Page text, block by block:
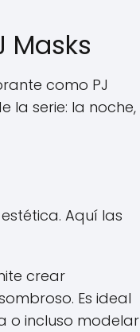
Masks
como PJ
la serie: la noche,
Aquí las
crear
Es ideal
o incluso modelar